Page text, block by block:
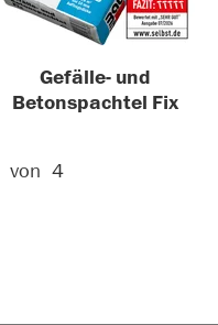
Gefälle- und
Betonspachtel Fix
von 4